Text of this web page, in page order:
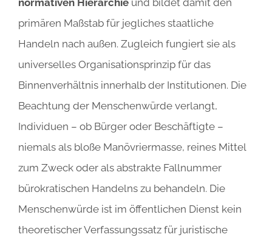
primären Maßstab für jegliches staatliche
Handeln nach außen. Zugleich fungiert sie als
universelles Organisationsprinzip für das
Binnenverhältnis innerhalb der Institutionen. Die
Beachtung der Menschenwürde verlangt,
Individuen – ob Bürger oder Beschäftigte –
niemals als bloße Manövriermasse, reines Mittel
zum Zweck oder als abstrakte Fallnummer
bürokratischen Handelns zu behandeln. Die
Menschenwürde ist im öffentlichen Dienst kein
theoretischer Verfassungssatz für juristische